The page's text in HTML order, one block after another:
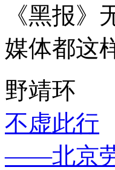
《黑报
媒体都这
野靖环
不虚此行
——北京劳